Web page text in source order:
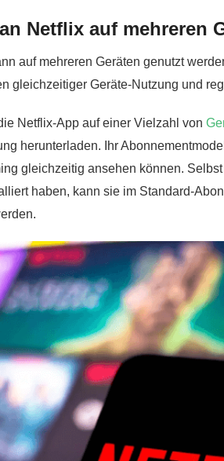
Netflix auf mehreren
auf mehreren Geräten genutzt
gleichzeitiger Geräte-Nutzung und
Netflix-App auf einer Vielzahl von
herunterladen. Ihr
gleichzeitig ansehen können.
haben, kann sie im Standard-